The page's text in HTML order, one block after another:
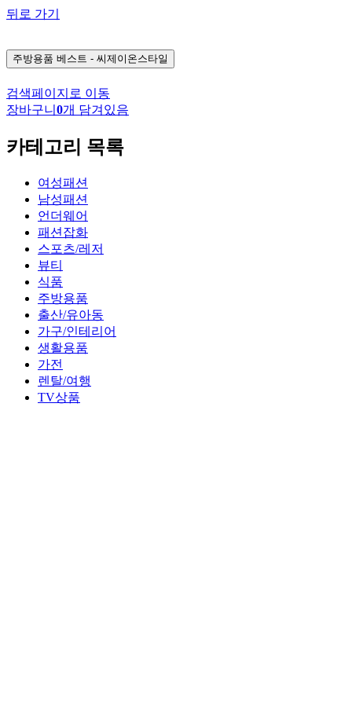
뒤로 가기
주방용품 베스트 - 씨제이온스타일
검색페이지로 이동
장바구니 0개 담겨있음
카테고리 목록
여성패션
남성패션
언더웨어
패션잡화
스포츠/레저
뷰티
식품
주방용품
출산/유아동
가구/인테리어
생활용품
가전
렌탈/여행
TV상품